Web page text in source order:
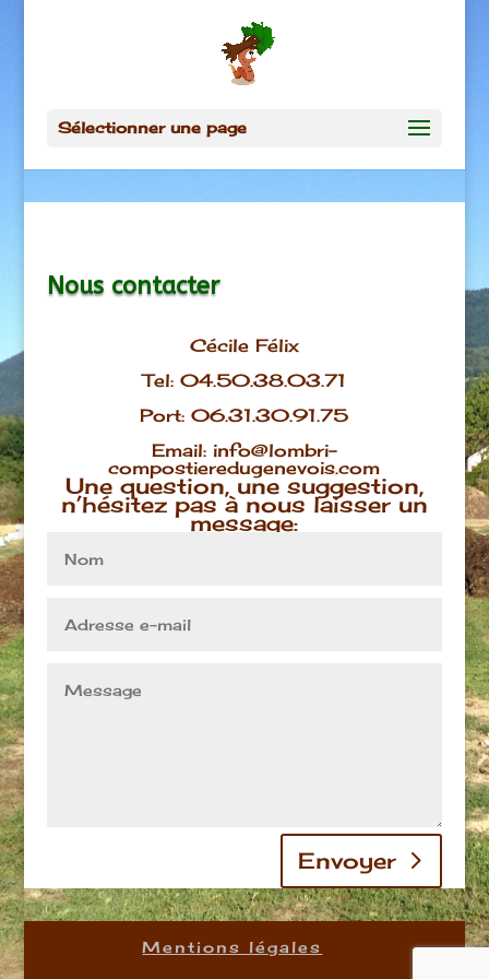
Sélectionner une page
Nous contacter
Cécile Félix
Tel: 04.50.38.03.71
Port: 06.31.30.91.75
Email: info@lombri-
compostieredugenevois.com
Une question, une suggestion,
n’hésitez pas à nous laisser un
message:
Envoyer
Mentions légales